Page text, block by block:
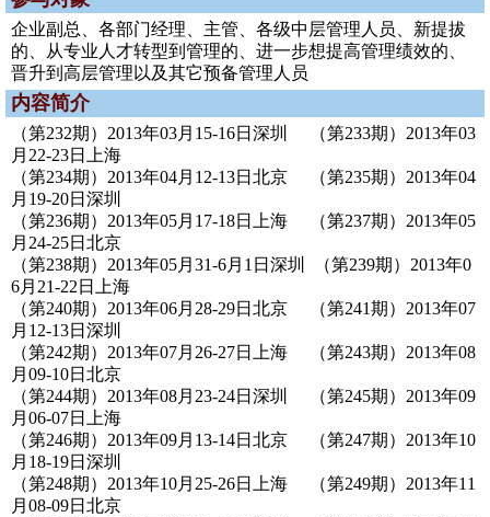
企业副总、各部门经理、主管、各级中层管理人员、新提拔
的、从专业人才转型到管理的、进一步想提高管理绩效的、
晋升到高层管理以及其它预备管理人员
内容简介
（第232期）2013年03月15-16日深圳 （第233期）2013年03
月22-23日上海
（第234期）2013年04月12-13日北京 （第235期）2013年04
月19-20日深圳
（第236期）2013年05月17-18日上海 （第237期）2013年05
月24-25日北京
（第238期）2013年05月31-6月1日深圳 （第239期）2013年0
6月21-22日上海
（第240期）2013年06月28-29日北京 （第241期）2013年07
月12-13日深圳
（第242期）2013年07月26-27日上海 （第243期）2013年08
月09-10日北京
（第244期）2013年08月23-24日深圳 （第245期）2013年09
月06-07日上海
（第246期）2013年09月13-14日北京 （第247期）2013年10
月18-19日深圳
（第248期）2013年10月25-26日上海 （第249期）2013年11
月08-09日北京